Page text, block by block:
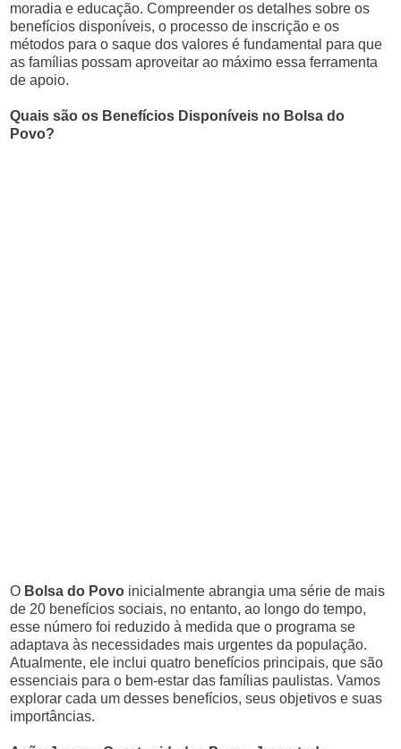
moradia e educação. Compreender os detalhes sobre os
benefícios disponíveis, o processo de inscrição e os
métodos para o saque dos valores é fundamental para que
as famílias possam aproveitar ao máximo essa ferramenta
de apoio.
Quais são os Benefícios Disponíveis no Bolsa do
Povo?
O Bolsa do Povo inicialmente abrangia uma série de mais
de 20 benefícios sociais, no entanto, ao longo do tempo,
esse número foi reduzido à medida que o programa se
adaptava às necessidades mais urgentes da população.
Atualmente, ele inclui quatro benefícios principais, que são
essenciais para o bem-estar das famílias paulistas. Vamos
explorar cada um desses benefícios, seus objetivos e suas
importâncias.